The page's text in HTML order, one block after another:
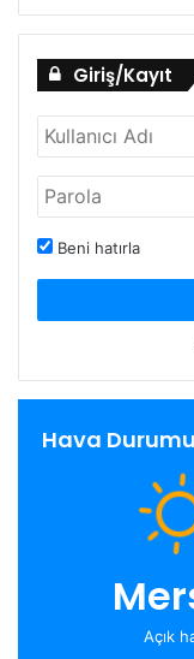
Giriş/Kayıt
Beni hatırla
Hava Durumu
Açık